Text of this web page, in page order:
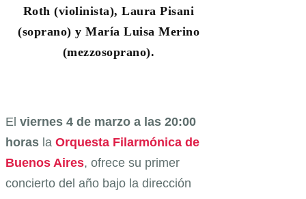
Roth (violinista), Laura Pisani
(soprano) y María Luisa Merino
(mezzosoprano).
El viernes 4 de marzo a las 20:00
horas la Orquesta Filarmónica de
Buenos Aires, ofrece su primer
concierto del año bajo la dirección